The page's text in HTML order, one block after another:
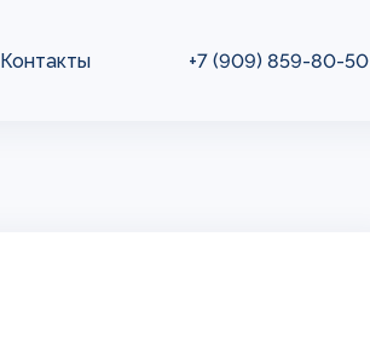
Контакты +7 (909) 859-80-50